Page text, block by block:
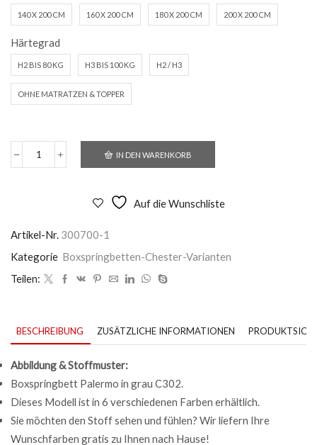
140 X 200 CM 160 X 200 CM 180 X 200 CM 200 X 200 CM
Härtegrad
H2 BIS 80 KG H3 BIS 100 KG H2 / H3
OHNE MATRATZEN & TOPPER
Boxspringbett
IN DEN WARENKORB
Auf die Wunschliste
Artikel-Nr. 300700-1
Kategorie Boxspringbetten-Chester-Varianten
Teilen:
BESCHREIBUNG ZUSÄTZLICHE INFORMATIONEN
Abbildung & Stoffmuster:
Boxspringbett Palermo in grau C302.
Dieses Modell ist in 6 verschiedenen Farben erhältlich.
Sie möchten den Stoff sehen und fühlen? Wir liefern Ihre
Wunschfarben gratis zu Ihnen nach Hause!